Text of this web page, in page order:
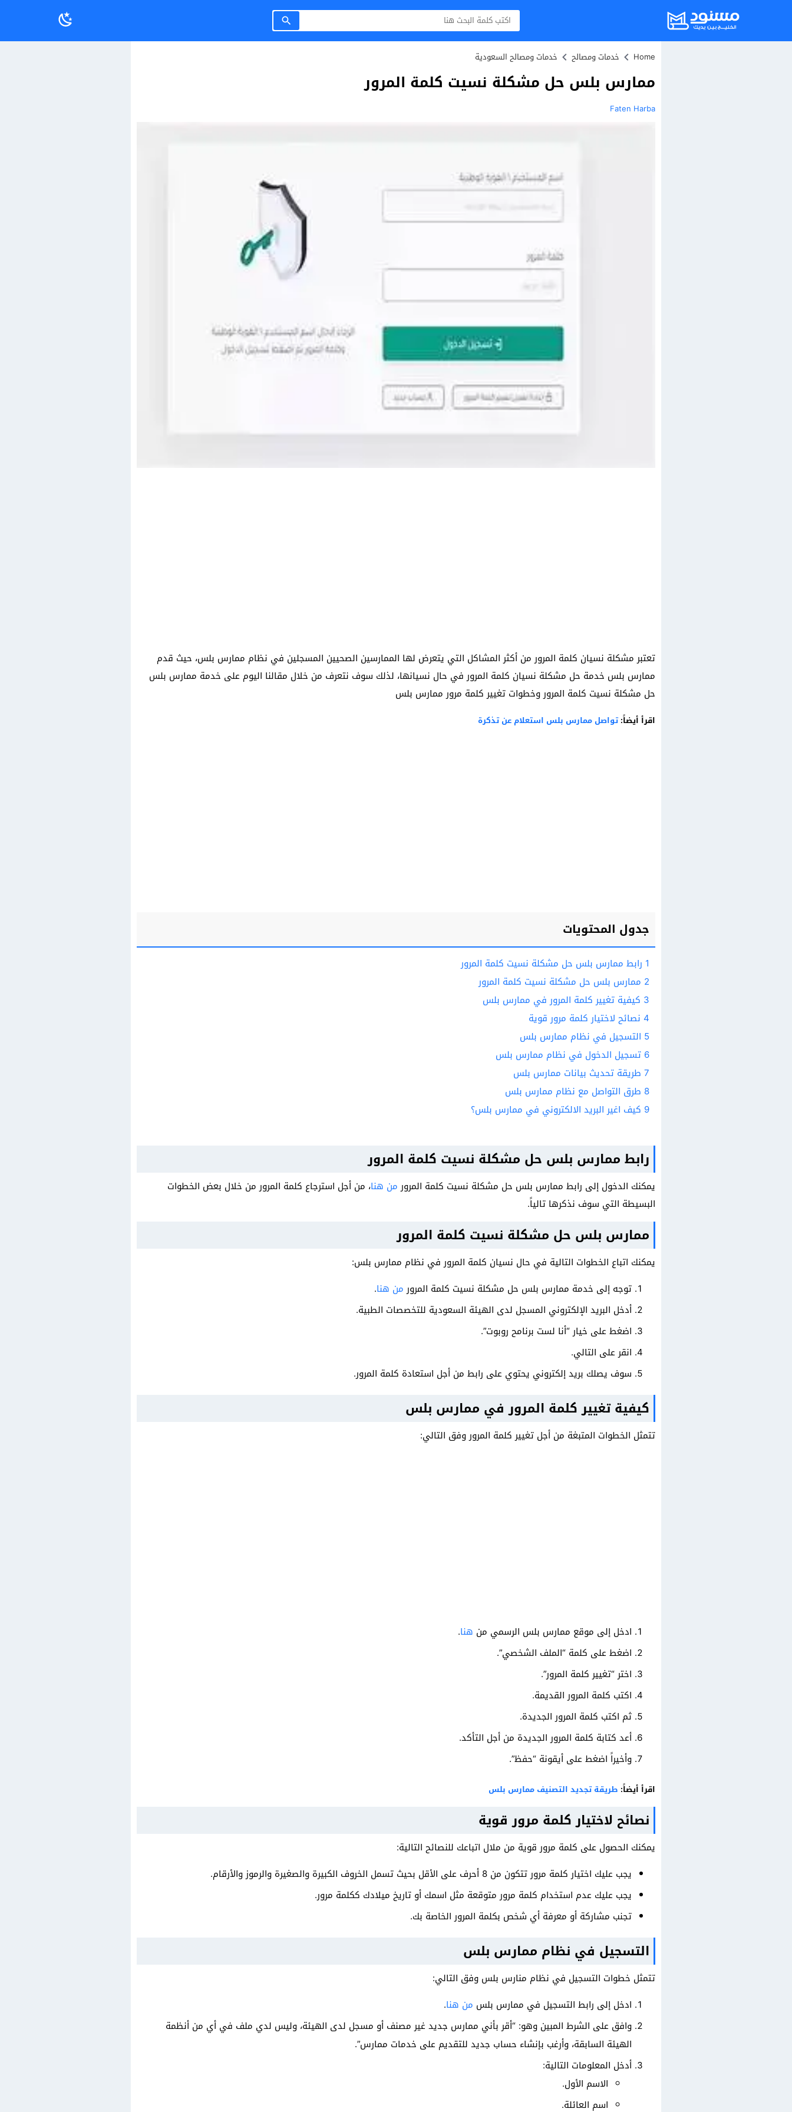
Home خدمات ومصالح خدمات ومصالح السعودية
ممارس بلس حل مشكلة نسيت كلمة المرور
Faten Harba
تعتبر مشكلة نسيان كلمة المرور من أكثر المشاكل التي يتعرض لها الممارسين الصحيين المسجلين في نظام ممارس بلس، حيث قدم
ممارس بلس خدمة حل مشكلة نسيان كلمة المرور في حال نسيانها، لذلك سوف نتعرف من خلال مقالنا اليوم على خدمة ممارس بلس
حل مشكلة نسيت كلمة المرور وخطوات تغيير كلمة مرور ممارس بلس
اقرأ أيضاً: تواصل ممارس بلس استعلام عن تذكرة
جدول المحتويات
1 رابط ممارس بلس حل مشكلة نسيت كلمة المرور
2 ممارس بلس حل مشكلة نسيت كلمة المرور
3 كيفية تغيير كلمة المرور في ممارس بلس
4 نصائح لاختيار كلمة مرور قوية
5 التسجيل في نظام ممارس بلس
6 تسجيل الدخول في نظام ممارس بلس
7 طريقة تحديث بيانات ممارس بلس
8 طرق التواصل مع نظام ممارس بلس
9 كيف اغير البريد الالكتروني في ممارس بلس؟
رابط ممارس بلس حل مشكلة نسيت كلمة المرور
يمكنك الدخول إلى رابط ممارس بلس حل مشكلة نسيت كلمة المرورمن هنا، من أجل استرجاع كلمة المرور من خلال بعض الخطوات
البسيطة التي سوف نذكرها تالياً.
ممارس بلس حل مشكلة نسيت كلمة المرور
يمكنك اتباع الخطوات التالية في حال نسيان كلمة المرور في نظام ممارس بلس:
توجه إلى خدمة ممارس بلس حل مشكلة نسيت كلمة المرورمن هنا.
أدخل البريد الإلكتروني المسجل لدى الهيئة السعودية للتخصصات الطبية.
اضغط على خيار “أنا لست برنامح روبوت”.
انقر على التالي.
سوف يصلك بريد إلكتروني يحتوي على رابط من أجل استعادة كلمة المرور.
كيفية تغيير كلمة المرور في ممارس بلس
تتمثل الخطوات المتبغة من أجل تغيير كلمة المرور وفق التالي:
ادخل إلى موقع ممارس بلس الرسمي من هنا.
اضغط على كلمة “الملف الشخصي”.
اختر “تغيير كلمة المرور”.
اكتب كلمة المرور القديمة.
ثم اكتب كلمة المرور الجديدة.
أعد كتابة كلمة المرور الجديدة من أجل التأكد.
وأخيراً اضغط على أيقونة “حفظ”.
اقرأ أيضاً: طريقة تجديد التصنيف ممارس بلس
نصائح لاختيار كلمة مرور قوية
يمكنك الحصول على كلمة مرور قوية من ملال اتباعك للنصائح التالية:
يجب عليك اختيار كلمة مرور تتكون من 8 أحرف على الأقل بحيث تسمل الخروف الكبيرة والصغيرة والرموز والأرقام.
يجب عليك عدم استخدام كلمة مرور متوقعة مثل اسمك أو تاريخ ميلادك ككلمة مرور.
تجنب مشاركة أو معرفة أي شخص بكلمة المرور الخاصة بك.
التسجيل في نظام ممارس بلس
تتمثل خطوات التسجيل في نظام منارس بلس وفق التالي:
ادخل إلى رابط التسجيل في ممارس بلس من هنا.
وافق على الشرط المبين وهو: “أقر بأني ممارس جديد غير مصنف أو مسجل لدى الهيئة، وليس لدي ملف في أي من أنظمة
الهيئة السابقة، وأرغب بإنشاء حساب جديد للتقديم على خدمات ممارس”.
أدخل المعلومات التالية:
الاسم الأول.
اسم العائلة.